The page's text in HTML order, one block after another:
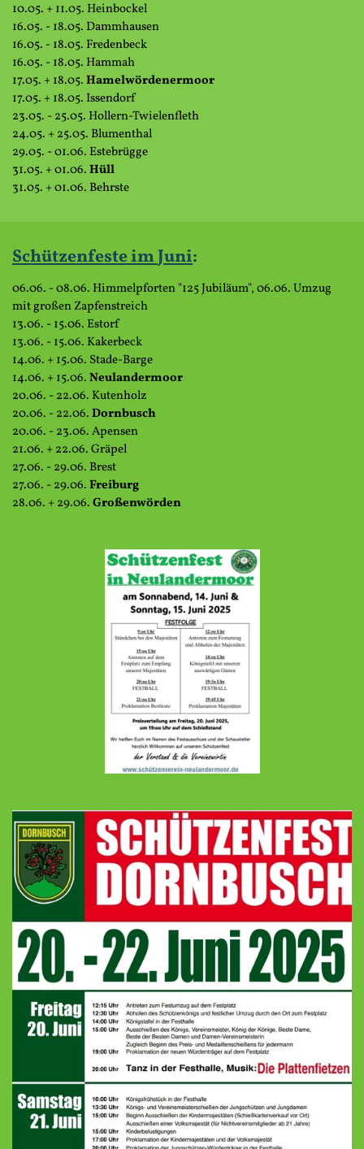
10.05. + 11.05. Heinbockel
16.05. - 18.05. Dammhausen
16.05. - 18.05. Fredenbeck
16.05. - 18.05. Hammah
17.05. + 18.05.Hamelwördenermoor
17.05. + 18.05. Issendorf
23.05. - 25.05. Hollern-Twielenfleth
24.05. + 25.05. Blumenthal
29.05. - 01.06. Estebrügge
31.05. + 01.06.Hüll
31.05. + 01.06. Behrste
Schützenfeste imJuni:
06.06. - 08.06. Himmelpforten "125 Jubiläum", 06.06. Umzug
mit großen Zapfenstreich
13.06. - 15.06. Estorf
13.06. - 15.06. Kakerbeck
14.06. + 15.06. Stade-Barge
14.06. + 15.06.Neulandermoor
20.06. - 22.06. Kutenholz
20.06. - 22.06.Dornbusch
20.06. - 23.06. Apensen
21.06. + 22.06. Gräpel
27.06. - 29.06. Brest
27.06. - 29.06.Freiburg
28.06. + 29.06.Großenwörden